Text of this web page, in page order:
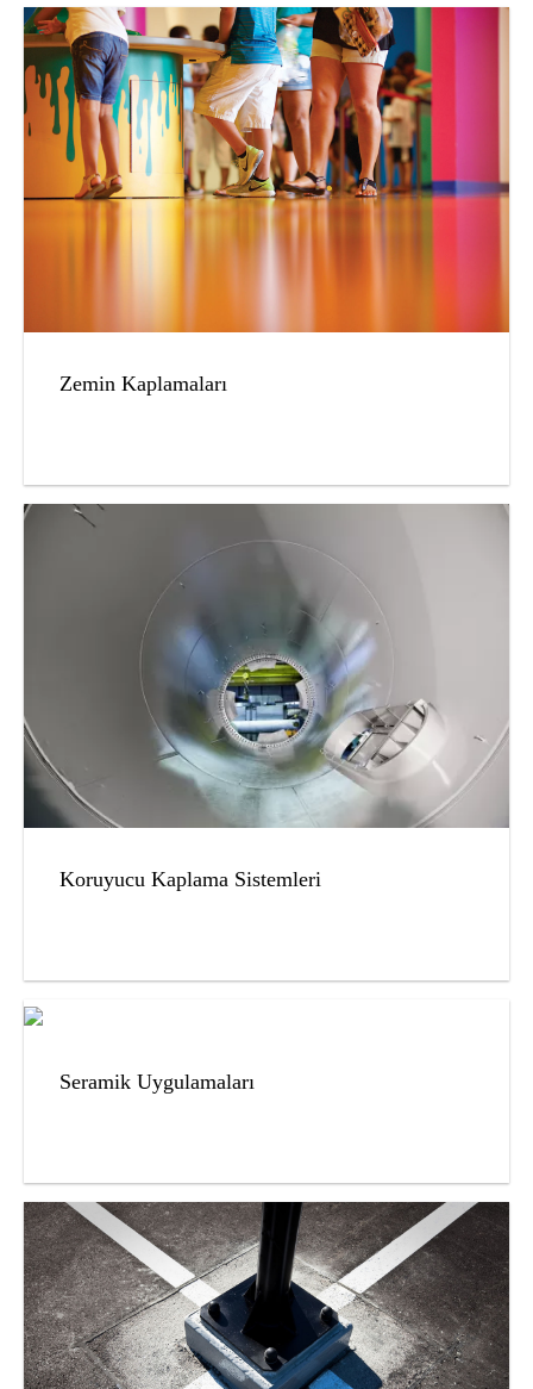
Zemin Kaplamaları
Koruyucu Kaplama Sistemleri
Seramik Uygulamaları